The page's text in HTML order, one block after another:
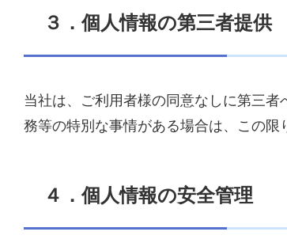
３．個人情報の第三者提供
当社は、ご利用者様の同意なしに第三
務等の特別な事情がある場合は、この限
４．個人情報の安全管理